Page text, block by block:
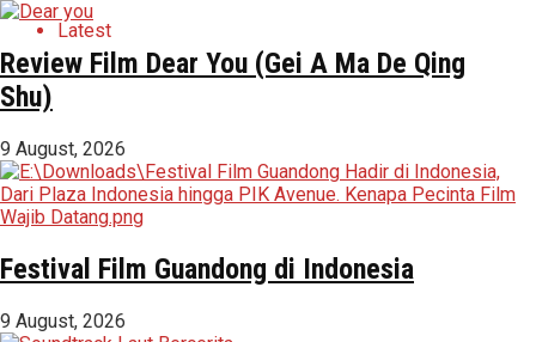
Latest
Review Film Dear You (Gei A Ma De Qing
Shu)
9 August, 2026
Festival Film Guandong di Indonesia
9 August, 2026